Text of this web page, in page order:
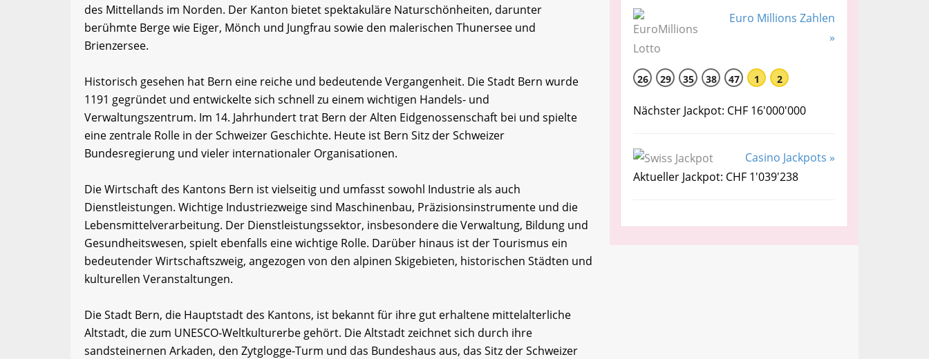
des Mittellands im Norden. Der Kanton bietet spektakuläre Naturschönheiten, darunter
berühmte Berge wie Eiger, Mönch und Jungfrau sowie den malerischen Thunersee und
Brienzersee.
Historisch gesehen hat Bern eine reiche und bedeutende Vergangenheit. Die Stadt Bern wurde
1191 gegründet und entwickelte sich schnell zu einem wichtigen Handels- und
Verwaltungszentrum. Im 14. Jahrhundert trat Bern der Alten Eidgenossenschaft bei und spielte
eine zentrale Rolle in der Schweizer Geschichte. Heute ist Bern Sitz der Schweizer
Bundesregierung und vieler internationaler Organisationen.
Die Wirtschaft des Kantons Bern ist vielseitig und umfasst sowohl Industrie als auch
Dienstleistungen. Wichtige Industriezweige sind Maschinenbau, Präzisionsinstrumente und die
Lebensmittelverarbeitung. Der Dienstleistungssektor, insbesondere die Verwaltung, Bildung und
Gesundheitswesen, spielt ebenfalls eine wichtige Rolle. Darüber hinaus ist der Tourismus ein
bedeutender Wirtschaftszweig, angezogen von den alpinen Skigebieten, historischen Städten und
kulturellen Veranstaltungen.
Die Stadt Bern, die Hauptstadt des Kantons, ist bekannt für ihre gut erhaltene mittelalterliche
Altstadt, die zum UNESCO-Weltkulturerbe gehört. Die Altstadt zeichnet sich durch ihre
sandsteinernen Arkaden, den Zytglogge-Turm und das Bundeshaus aus, das Sitz der Schweizer
Euro Millions Zahlen
»
26 29 35 38 47 1 2
Nächster Jackpot: CHF 16'000'000
Casino Jackpots »
Aktueller Jackpot: CHF 1'039'238